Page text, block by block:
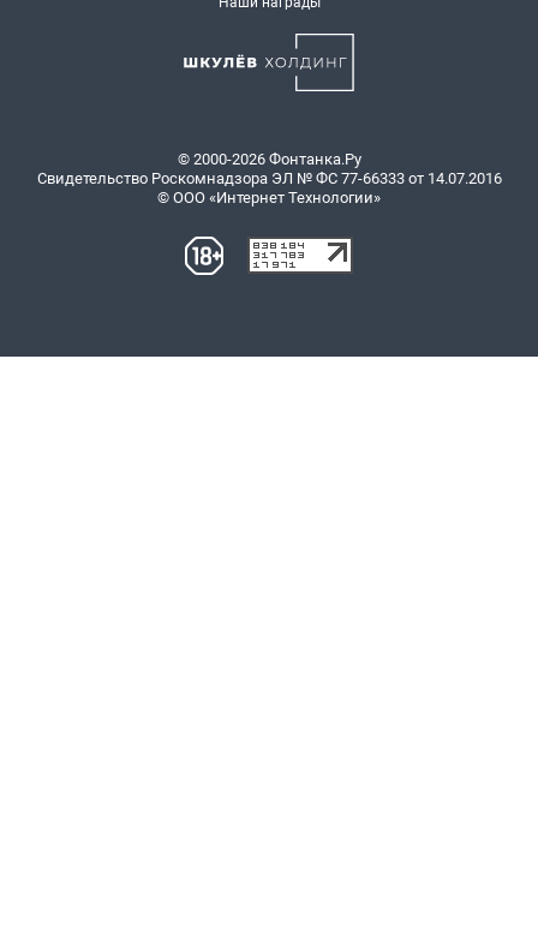
© 2000-2026 Фонтанка.Ру
Свидетельство Роскомнадзора ЭЛ № ФС 77-66333 от 14.07.2016
© ООО «Интернет Технологии»